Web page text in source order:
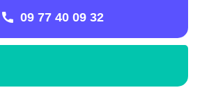
09 77 40 09 32